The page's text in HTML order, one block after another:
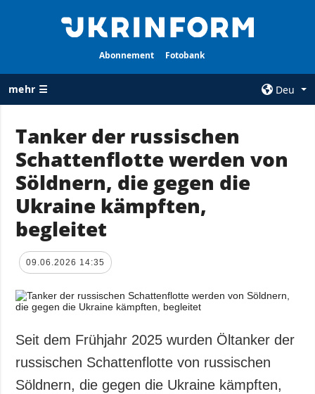
Abonnement Fotobank
mehr ☰
Deu
ALLE
RUBRIKEN
Krieg
Wiederaufbau
der Ukraine
Politik
Wirtschaft
Militär
Kultur
Sport
Kriminalität
AGENTUR
Über uns
Kontakte
personenbezogener
Daten
Tanker der russischen
Schattenflotte werden von
Söldnern, die gegen die
Ukraine kämpften,
begleitet
09.06.2026 14:35
Seit dem Frühjahr 2025 wurden Öltanker der
russischen Schattenflotte von russischen
Söldnern, die gegen die Ukraine kämpften,